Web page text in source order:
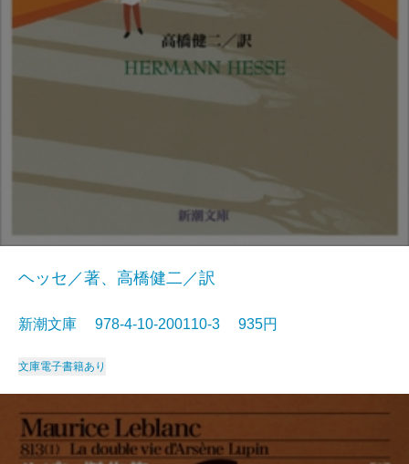
ヘッセ／著、高橋健二／訳
新潮文庫 978-4-10-200110-3 935円
文庫電子書籍あり